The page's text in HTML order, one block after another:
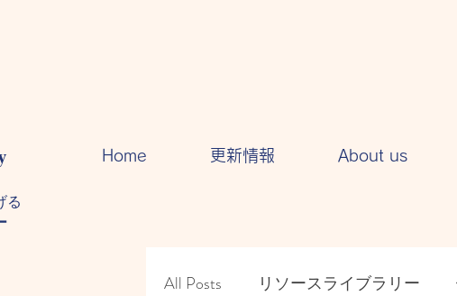
る​
Home 更新情報 About us
All Posts リソースライブラリー